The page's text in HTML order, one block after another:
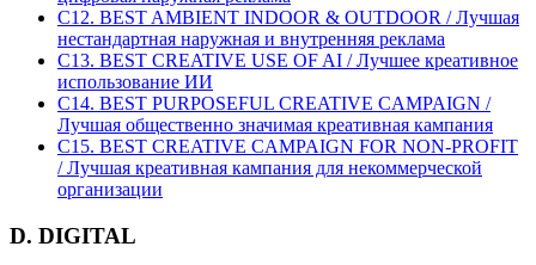
C12. BEST AMBIENT INDOOR & OUTDOOR / Лучшая
нестандартная наружная и внутренняя реклама
C13. BEST CREATIVE USE OF AI / Лучшее креативное
использование ИИ
C14. BEST PURPOSEFUL CREATIVE CAMPAIGN /
Лучшая общественно значимая креативная кампания
C15. BEST CREATIVE CAMPAIGN FOR NON-PROFIT
/ Лучшая креативная кампания для некоммерческой
организации
D. DIGITAL